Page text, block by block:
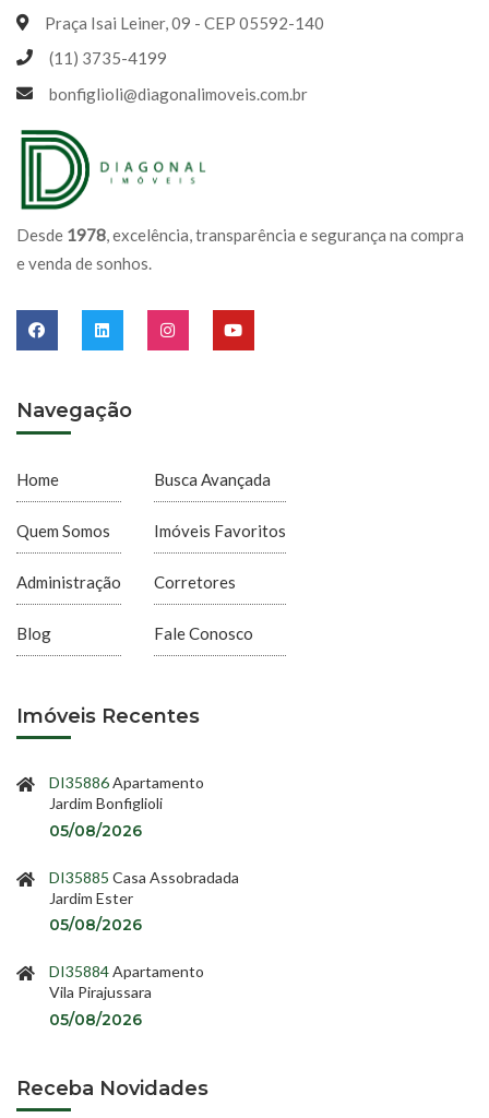
Desde 1978, excelência, transparência e segurança na compra
e venda de sonhos.
Navegação
Home
Quem Somos
Administração
Blog
Busca Avançada
Imóveis Favoritos
Corretores
Fale Conosco
Imóveis Recentes
DI35886Apartamento
Jardim Bonfiglioli
05/08/2026
DI35885 Casa Assobradada
Jardim Ester
05/08/2026
DI35884Apartamento
Vila Pirajussara
05/08/2026
Receba Novidades
Praça Isai Leiner, 09 - CEP 05592-140
(11) 3735-4199
bonfiglioli@diagonalimoveis.com.br